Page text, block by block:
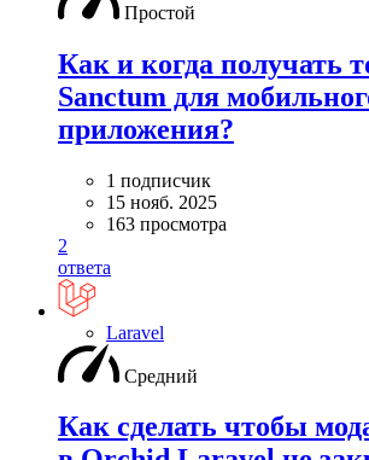
Простой
Как и когда получать
Sanctum для
приложения?
1 подписчик
15 нояб. 2025
163 просмотра
2
ответа
Laravel
Средний
Как сделать чтобы